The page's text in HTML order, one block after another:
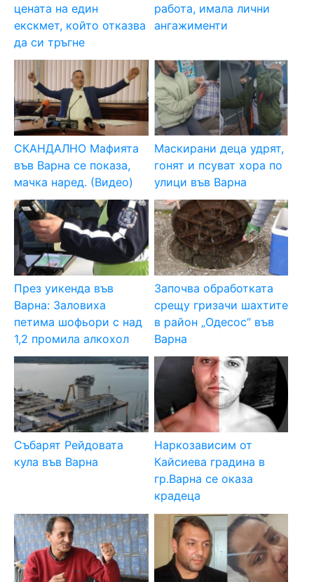
цената на един
екскмет, който отказва
да си тръгне
работа, имала лични
ангажименти
СКАНДАЛНО Мафията
във Варна се показа,
мачка наред. (Видео)
Маскирани деца удрят,
гонят и псуват хора по
улици във Варна
През уикенда във
Варна: Заловиха
петима шофьори с над
1,2 промила алкохол
Започва обработката
срещу гризачи шахтите
в район „Одесос“ във
Варна
Събарят Рейдовата
кула във Варна
Наркозависим от
Кайсиева градина в
гр.Варна се оказа
крадеца